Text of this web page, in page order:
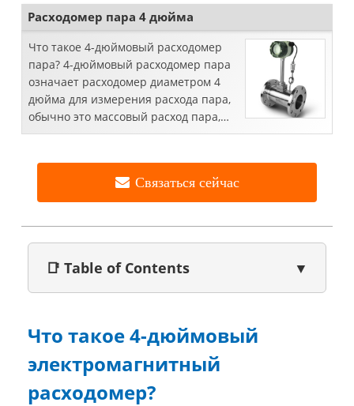
быстрое реаг...
Расходомер пара 4 дюйма
Что такое 4-дюймовый расходомер
пара? 4-дюймовый расходомер пара
означает расходомер диаметром 4
дюйма для измерения расхода пара,
обычно это массовый расход пара,
единицей измерения расхода обычно
Связаться сейчас
📑 Table of Contents ▼
Что такое 4-дюймовый
электромагнитный
расходомер?